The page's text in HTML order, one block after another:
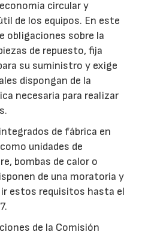
circular y
de los equipos. En este
obligaciones sobre la
de repuesto, fija
su suministro y exige
dispongan de la
necesaria para realizar
de fábrica en
unidades de
bombas de calor o
de una moratoria y
estos requisitos hasta el
de la Comisión